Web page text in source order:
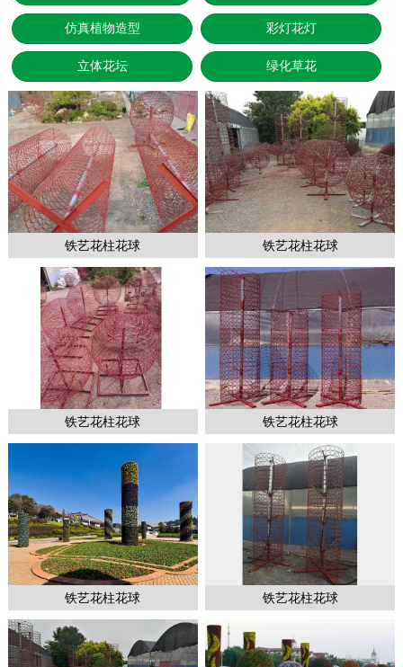
1
仿真植物造型 彩灯花灯
立体花坛 绿化草花
铁艺花柱花球 铁艺花柱花球
铁艺花柱花球 铁艺花柱花球
铁艺花柱花球 铁艺花柱花球